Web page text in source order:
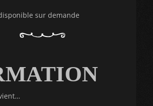
sur demande